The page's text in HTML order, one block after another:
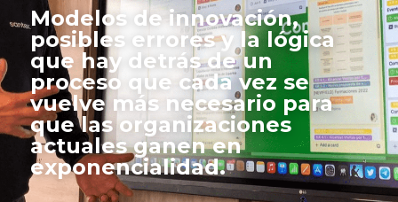
Modelos de innovación,
posibles errores y la lógica
que hay detrás de un
proceso que cada vez se
vuelve más necesario para
que las organizaciones
actuales ganen en
exponencialidad.